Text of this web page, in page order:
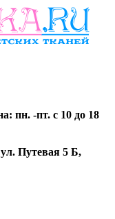
пн. -пт. с 10 до 18
Путевая 5 Б,